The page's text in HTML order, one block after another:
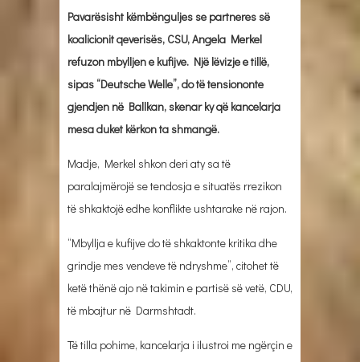
Pavarësisht këmbënguljes se partneres së
koalicionit qeverisës, CSU, Angela Merkel
refuzon mbylljen e kufijve. Një lëvizje e tillë,
sipas “Deutsche Welle”, do të tensiononte
gjendjen në Ballkan, skenar ky që kancelarja
mesa duket kërkon ta shmangë.
Madje, Merkel shkon deri aty sa të
paralajmërojë se tendosja e situatës rrezikon
të shkaktojë edhe konflikte ushtarake në rajon.
“Mbyllja e kufijve do të shkaktonte kritika dhe
grindje mes vendeve të ndryshme”, citohet të
ketë thënë ajo në takimin e partisë së vetë, CDU,
të mbajtur në Darmshtadt.
Të tilla pohime, kancelarja i ilustroi me ngërçin e